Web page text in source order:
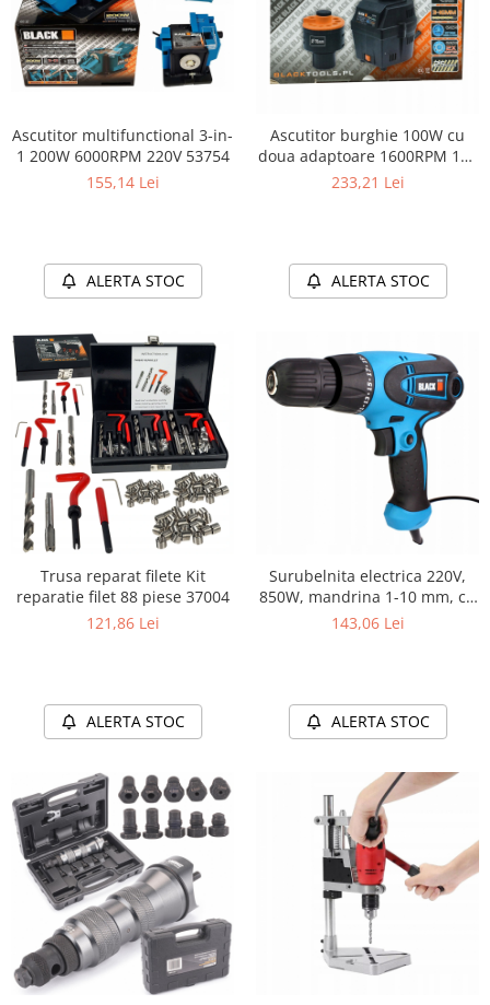
Ascutitor multifunctional 3-in-
1 200W 6000RPM 220V 53754
155,14 Lei
ALERTA STOC
Ascutitor burghie 100W cu
doua adaptoare 1600RPM 118
°
233,21 Lei
ALERTA STOC
Trusa reparat filete Kit
reparatie filet 88 piese 37004
121,86 Lei
ALERTA STOC
Surubelnita electrica 220V,
850W, mandrina 1-10 mm, cu
lumina LED
143,06 Lei
ALERTA STOC